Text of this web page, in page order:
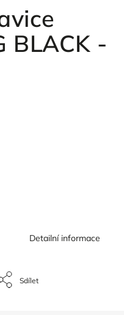
BLACK -
Detailní informace
Sdílet